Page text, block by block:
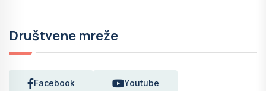
Društvene mreže
Facebook Youtube